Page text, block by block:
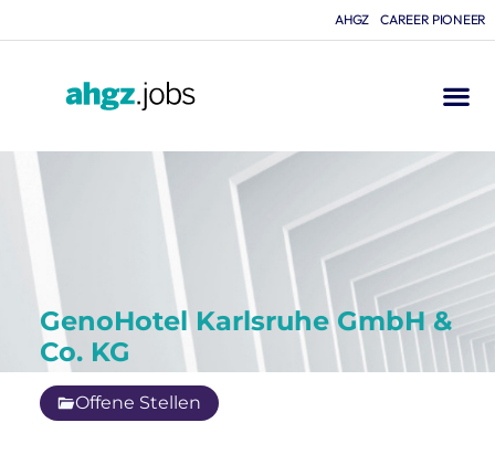
AHGZ CAREER PIONEER
GenoHotel Karlsruhe GmbH &
Co. KG
Offene Stellen